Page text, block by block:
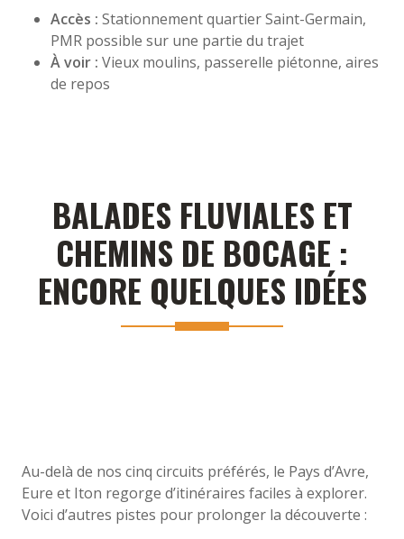
Accès : Stationnement quartier Saint-Germain,
PMR possible sur une partie du trajet
À voir : Vieux moulins, passerelle piétonne, aires
de repos
BALADES FLUVIALES ET
CHEMINS DE BOCAGE :
ENCORE QUELQUES IDÉES
Au-delà de nos cinq circuits préférés, le Pays d’Avre,
Eure et Iton regorge d’itinéraires faciles à explorer.
Voici d’autres pistes pour prolonger la découverte :